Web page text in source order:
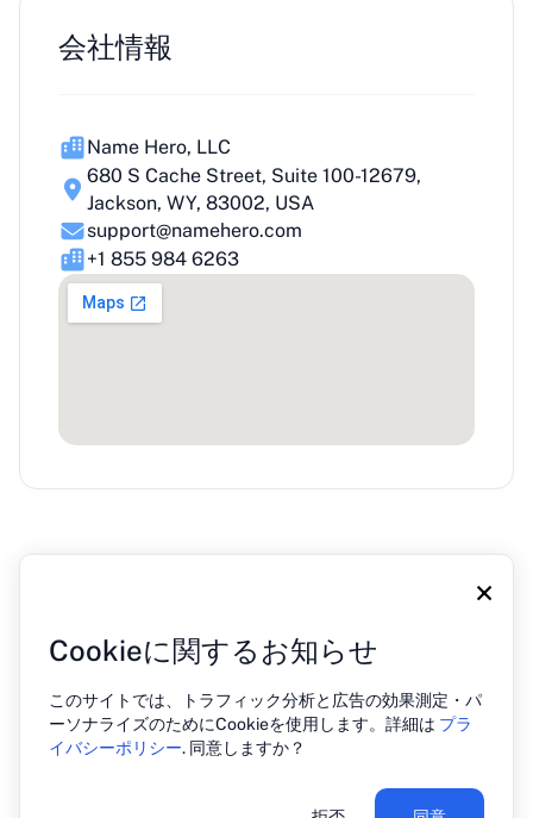
×
Cookieに関するお知らせ
このサイトでは、トラフィック分析と広告の効果測定・パ
ーソナライズのためにCookieを使用します。詳細は プラ
イバシーポリシー. 同意しますか？
会社情報
Name Hero, LLC
680 S Cache Street, Suite 100-12679,
Jackson, WY, 83002, USA
support@namehero.com
+1 855 984 6263
© 2026 PREHOST. All rights reserved